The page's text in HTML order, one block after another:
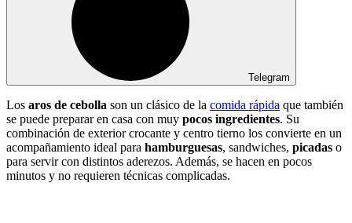
Telegram
Los aros de cebolla son un clásico de la comida rápida que también
se puede preparar en casa con muy pocos ingredientes. Su
combinación de exterior crocante y centro tierno los convierte en un
acompañamiento ideal para hamburguesas, sandwiches, picadas o
para servir con distintos aderezos. Además, se hacen en pocos
minutos y no requieren técnicas complicadas.